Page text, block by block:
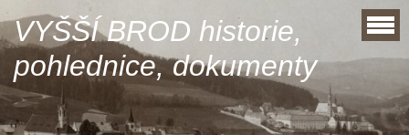
VYŠŠÍ BROD historie,
pohlednice, dokumenty